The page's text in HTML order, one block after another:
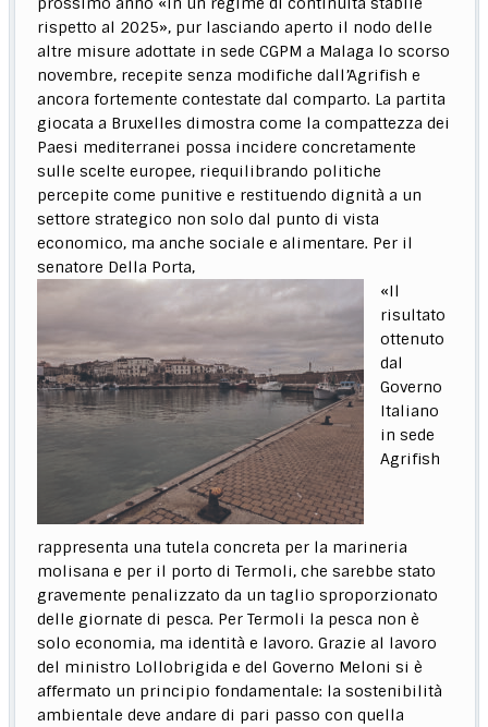
rispetto al 2025», pur lasciando aperto il nodo delle
altre misure adottate in sede CGPM a Malaga lo scorso
novembre, recepite senza modifiche dall’Agrifish e
ancora fortemente contestate dal comparto. La partita
giocata a Bruxelles dimostra come la compattezza dei
Paesi mediterranei possa incidere concretamente
sulle scelte europee, riequilibrando politiche
percepite come punitive e restituendo dignità a un
settore strategico non solo dal punto di vista
economico, ma anche sociale e alimentare. Per il
senatore Della Porta,
«Il
risultato
ottenuto
dal
Governo
Italiano
in sede
Agrifish
rappresenta una tutela concreta per la marineria
molisana e per il porto di Termoli, che sarebbe stato
gravemente penalizzato da un taglio sproporzionato
delle giornate di pesca. Per Termoli la pesca non è
solo economia, ma identità e lavoro. Grazie al lavoro
del ministro Lollobrigida e del Governo Meloni si è
affermato un principio fondamentale: la sostenibilità
ambientale deve andare di pari passo con quella